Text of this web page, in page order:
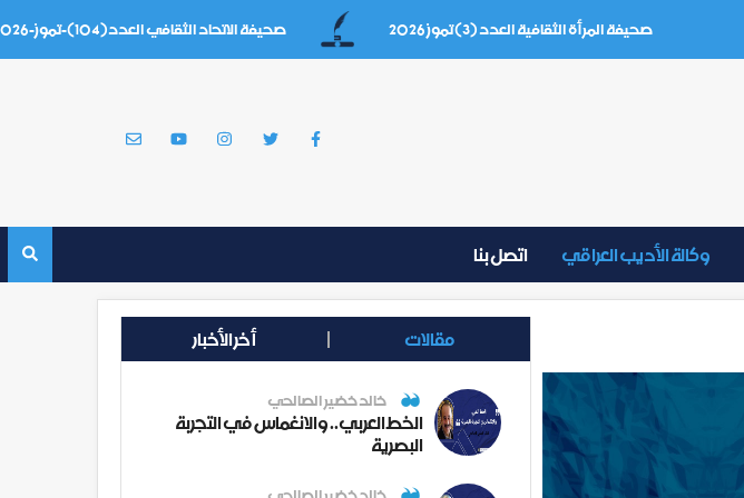
صحيفة المرأة الثقافية العدد (3) تموز 2026 صحيفة الاتحاد الثقافي العدد(104)-تموز-2026
وكالة الأديب العراقي اتصل بنا
مقالات أخر الأخبار
خالد خضير الصالحي
الخط العربي.. والانغماس في التجربة
البصرية